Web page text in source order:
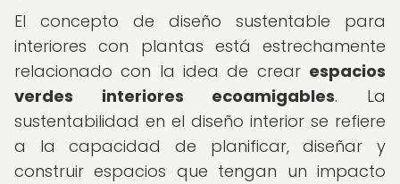
El concepto de diseño sustentable para
interiores con plantas está estrechamente
relacionado con la idea de crear espacios
verdes interiores ecoamigables. La
sustentabilidad en el diseño interior se refiere
a la capacidad de planificar, diseñar y
construir espacios que tengan un impacto